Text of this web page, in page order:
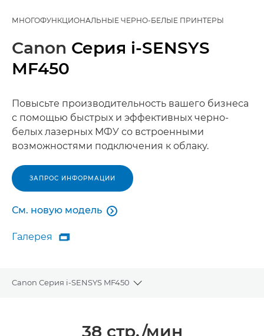
МНОГОФУНКЦИОНАЛЬНЫЕ ЧЕРНО-БЕЛЫЕ ПРИНТЕРЫ
Canon Серия i-SENSYS
MF450
Повысьте производительность вашего бизнеса
с помощью быстрых и эффективных черно-
белых лазерных МФУ со встроенными
возможностями подключения к облаку.
ЗАПРОС ИНФОРМАЦИИ
См. новую модель
См. новую модель

Галерея
Галерея

Canon Серия i-SENSYS MF450
Toggle breadcrumbs
38 стр./мин